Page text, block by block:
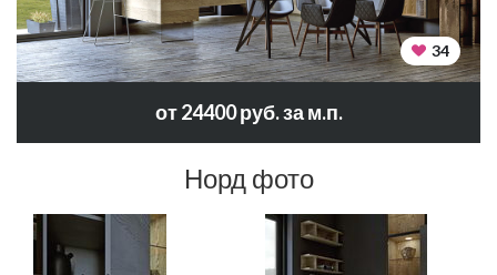
34
от 24400 руб. за м.п.
Норд фото